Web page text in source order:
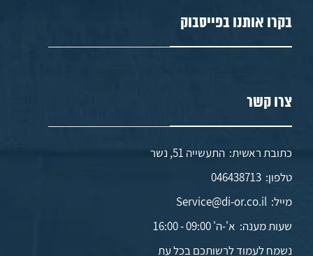
בקרו אותנו בפייסבוק
צרו קשר
כתובת ראשית: התעשייה 51, נשר
טלפון:046438713
מייל:Service@di-or.co.il
שעות מענה: א'-ה' 09:00 - 16:00
נשמח לעמוד לרשותכם בכל עת